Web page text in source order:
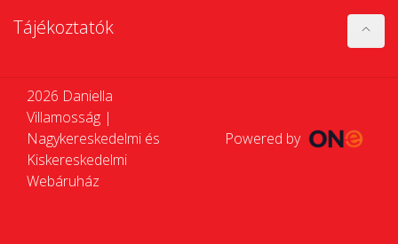
Tájékoztatók
2026 Daniella
Villamosság |
Nagykereskedelmi és
Kiskereskedelmi
Webáruház
Powered by